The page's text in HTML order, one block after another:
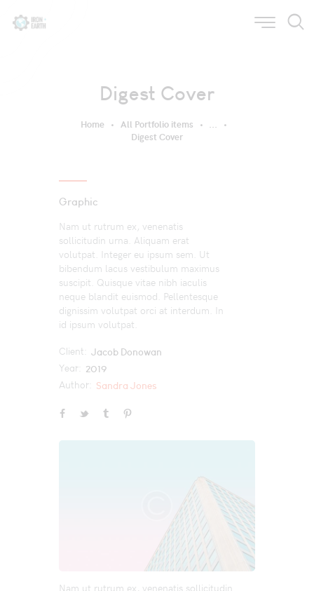
Digest Cover
Home All Portfolio items
...
Digest Cover
Graphic
Nam ut rutrum ex, venenatis
sollicitudin urna. Aliquam erat
volutpat. Integer eu ipsum sem. Ut
bibendum lacus vestibulum maximus
suscipit. Quisque vitae nibh iaculis
neque blandit euismod. Pellentesque
dignissim volutpat orci at interdum. In
id ipsum volutpat.
Client: Jacob Donowan
Year: 2019
Author: Sandra Jones
Nam ut rutrum ex, venenatis sollicitudin